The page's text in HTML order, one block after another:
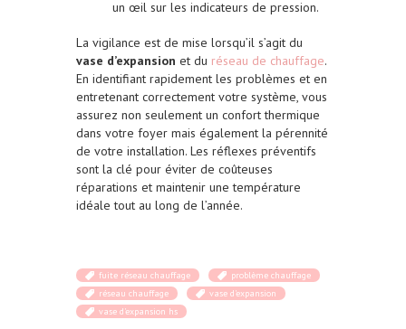
un œil sur les indicateurs de pression.
La vigilance est de mise lorsqu’il s’agit du
vase d’expansion et du réseau de chauffage.
En identifiant rapidement les problèmes et en
entretenant correctement votre système, vous
assurez non seulement un confort thermique
dans votre foyer mais également la pérennité
de votre installation. Les réflexes préventifs
sont la clé pour éviter de coûteuses
réparations et maintenir une température
idéale tout au long de l’année.
fuite réseau chauffage
problème chauffage
réseau chauffage
vase d'expansion
vase d'expansion hs